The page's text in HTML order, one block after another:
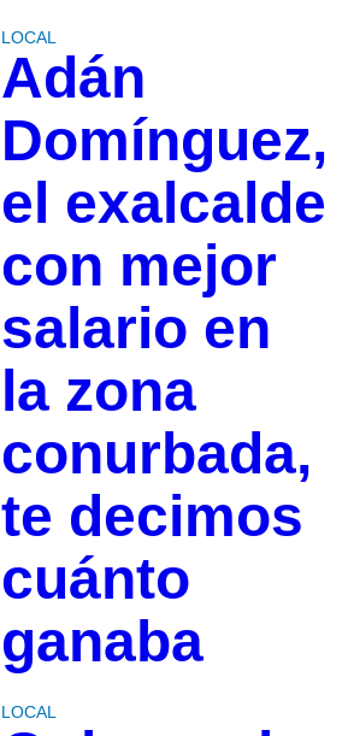
LOCAL
Adán
Domínguez,
el exalcalde
con mejor
salario en
la zona
conurbada,
te decimos
cuánto
ganaba
LOCAL